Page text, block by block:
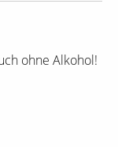
ohne Alkohol!